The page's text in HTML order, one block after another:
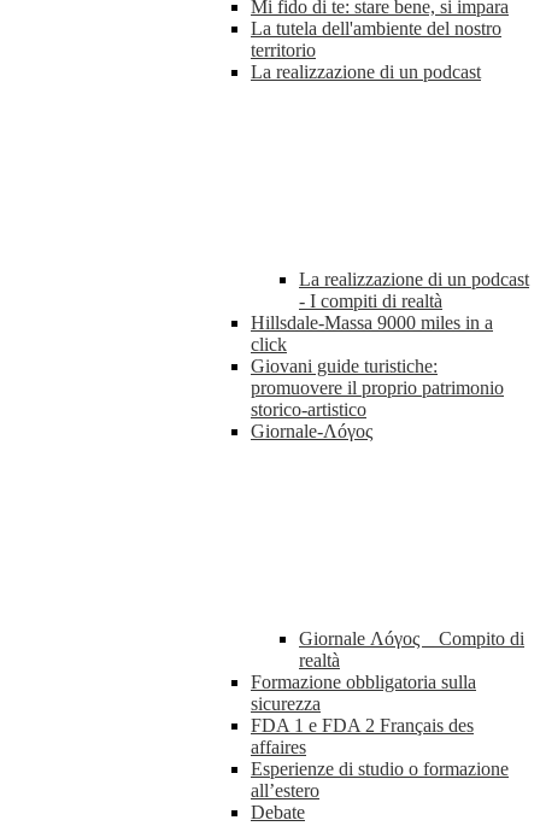
Mi fido di te: stare bene, si impara
La tutela dell'ambiente del nostro
territorio
La realizzazione di un podcast
La realizzazione di un podcast
- I compiti di realtà
Hillsdale-Massa 9000 miles in a
click
Giovani guide turistiche:
promuovere il proprio patrimonio
storico-artistico
Giornale-Λóγος
Giornale Λóγος _ Compito di
realtà
Formazione obbligatoria sulla
sicurezza
FDA 1 e FDA 2 Français des
affaires
Esperienze di studio o formazione
all’estero
Debate